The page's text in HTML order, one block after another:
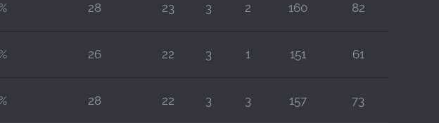
28 23 3 2 160 82
26 22 3 1 151 61
28 22 3 3 157 73